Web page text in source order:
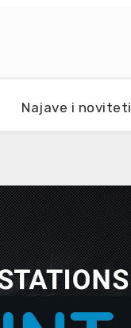
Najave i noviteti